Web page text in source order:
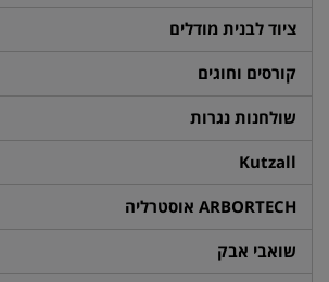
ציוד לבנית מודלים
קורסים וחוגים
שולחנות נגרות
Kutzall
ARBORTECH אוסטרליה
שואבי אבק